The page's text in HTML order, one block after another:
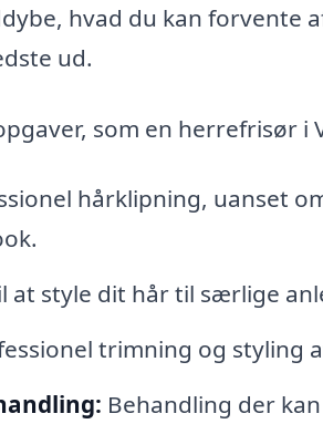
hvad du kan forvente
ud.
som en herrefrisør i
hårklipning, uanset
at style dit hår til særlige
trimning og styling
Behandling der